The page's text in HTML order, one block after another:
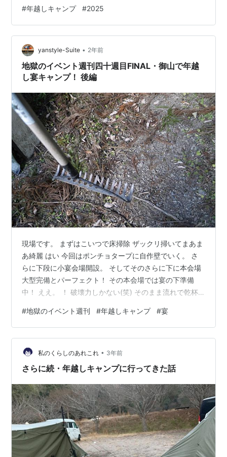
ンキング参加中アウトドア
#年越しキャンプ #2025
yanstyle-Suite • 2年前
地獄のイベント週刊四十週目FINAL・御山で年越
し宴キャンプ！ 後編
現場です。 まずはこいつで床掃除 ザックリ掃いてまあま
あ綺麗 はい 今回はポンチョタープに自作壁でいく。 さ
らに下段に小宴会場開設。 そしてそのさらに下に本会場
大型完備とパーフェクト！ その本会場では宴の下準備
中！ ええ。 ！ 破壊力しかない(笑) そのまま流れで乾杯
程の宴。 最高でしかない。 お腹 がパンパンになってマ
ッタリしてきた所で我々は独立して 小会場に移動、俺達
の年越し始まる。 爆豪君が大活躍だ、山に担いで持って
くるの超ダルイが(笑) よき所まで宴会したら てっぺん付
近で就寝モードへ、除夜の鐘聞こえるかなあと 思ってい
#地獄のイベント週刊 #年越しキャンプ #宴
私のくらしのあれこれ • 3年前
さらに続・年越しキャンプに行ってきた話